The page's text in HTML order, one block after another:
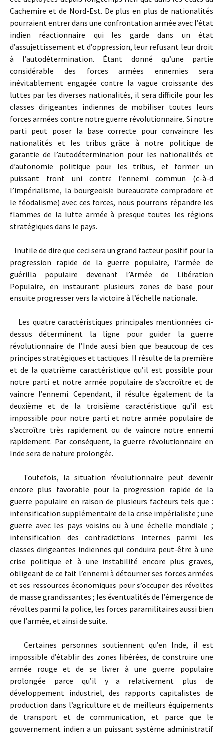
Cachemire et de Nord-Est. De plus en plus de nationalités
pourraient entrer dans une confrontation armée avec l’état
indien réactionnaire qui les garde dans un état
d’assujettissement et d’oppression, leur refusant leur droit
à l’autodétermination. Étant donné qu’une partie
considérable des forces armées ennemies sera
inévitablement engagée contre la vague croissante des
luttes par les diverses nationalités, il sera difficile pour les
classes dirigeantes indiennes de mobiliser toutes leurs
forces armées contre notre guerre révolutionnaire. Si notre
parti peut poser la base correcte pour convaincre les
nationalités et les tribus grâce à notre politique de
garantie de l’autodétermination pour les nationalités et
d’autonomie politique pour les tribus, et former un
puissant front uni contre l’ennemi commun (c-à-d
l’impérialisme, la bourgeoisie bureaucrate compradore et
le féodalisme) avec ces forces, nous pourrons répandre les
flammes de la lutte armée à presque toutes les régions
stratégiques dans le pays.
Inutile de dire que ceci sera un grand facteur positif pour la
progression rapide de la guerre populaire, l’armée de
guérilla populaire devenant l’Armée de Libération
Populaire, en instaurant plusieurs zones de base pour
ensuite progresser vers la victoire à l’échelle nationale.
Les quatre caractéristiques principales mentionnées ci-
dessus déterminent la ligne pour guider la guerre
révolutionnaire de l’Inde aussi bien que beaucoup de ces
principes stratégiques et tactiques. Il résulte de la première
et de la quatrième caractéristique qu’il est possible pour
notre parti et notre armée populaire de s’accroître et de
vaincre l’ennemi. Cependant, il résulte également de la
deuxième et de la troisième caractéristique qu’il est
impossible pour notre parti et notre armée populaire de
s’accroître très rapidement ou de vaincre notre ennemi
rapidement. Par conséquent, la guerre révolutionnaire en
Inde sera de nature prolongée.
Toutefois, la situation révolutionnaire peut devenir
encore plus favorable pour la progression rapide de la
guerre populaire en raison de plusieurs facteurs tels que :
intensification supplémentaire de la crise impérialiste ; une
guerre avec les pays voisins ou à une échelle mondiale ;
intensification des contradictions internes parmi les
classes dirigeantes indiennes qui conduira peut-être à une
crise politique et à une instabilité encore plus graves,
obligeant de ce fait l’ennemi à détourner ses forces armées
et ses ressources économiques pour s’occuper des révoltes
de masse grandissantes ; les éventualités de l’émergence de
révoltes parmi la police, les forces paramilitaires aussi bien
que l’armée, et ainsi de suite.
Certaines personnes soutiennent qu’en Inde, il est
impossible d’établir des zones libérées, de construire une
armée rouge et de se livrer à une guerre populaire
prolongée parce qu’il y a relativement plus de
développement industriel, des rapports capitalistes de
production dans l’agriculture et de meilleurs équipements
de transport et de communication, et parce que le
gouvernement indien a un puissant système administratif